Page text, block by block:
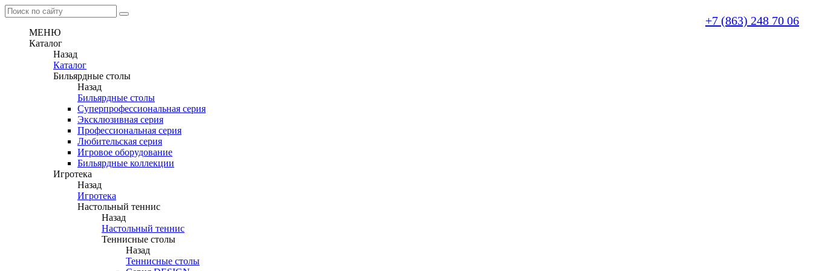
+7 (863) 248 70 06
МЕНЮ
Каталог
Назад
Каталог
Бильярдные столы
Назад
Бильярдные столы
Суперпрофессиональная серия
Эксклюзивная серия
Профессиональная серия
Любительская серия
Игровое оборудование
Бильярдные коллекции
Игротека
Назад
Игротека
Настольный теннис
Назад
Настольный теннис
Теннисные столы
Назад
Теннисные столы